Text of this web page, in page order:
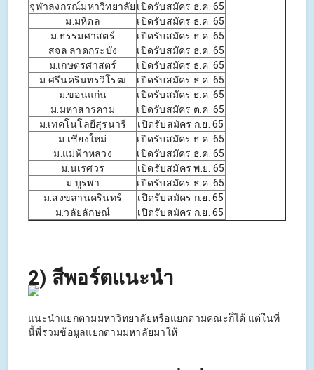
จุฬาลงกรณ์มหาวิทยาลัย เปิดรับสมัคร ธ.ค. 65
ม.มหิดล
เปิดรับสมัคร ธ.ค. 65
ม.ธรรมศาสตร์
เปิดรับสมัคร ธ.ค. 65
สจล ลาดกระบัง
เปิดรับสมัคร ธ.ค. 65
ม.เกษตรศาสตร์
เปิดรับสมัคร ธ.ค. 65
ม.ศรีนครินทรวิโรฒ
เปิดรับสมัคร ธ.ค. 65
ม.ขอนแก่น
เปิดรับสมัคร ธ.ค. 65
ม.มหาสารคาม
เปิดรับสมัคร ต.ค. 65
ม.เทคโนโลยีสุรนารี
เปิดรับสมัคร ก.ย. 65
ม.เชียงใหม่
เปิดรับสมัคร ธ.ค. 65
ม.แม่ฟ้าหลวง
เปิดรับสมัคร ธ.ค. 65
ม.นเรศวร
เปิดรับสมัคร พ.ย. 65
ม.บูรพา
เปิดรับสมัคร ธ.ค. 65
ม.สงขลานครินทร์
เปิดรับสมัคร ก.ย. 65
ม.วลัยลักษณ์
เปิดรับสมัคร ก.ย. 65
2) สีพอร์ตแนะนำ
แนะนำแยกตามมหาวิทยาลัยหรือแยกตามคณะก็ได้ แต่ในที่
นี้พี่รวมข้อมูลแยกตามมหาลัยมาให้